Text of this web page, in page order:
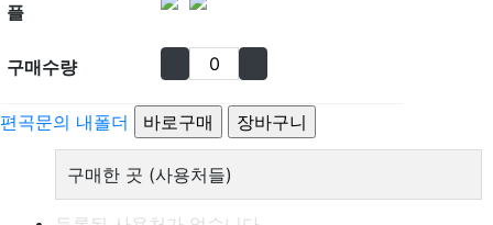
플
구매수량
편곡문의 내폴더
구매한 곳 (사용처들)